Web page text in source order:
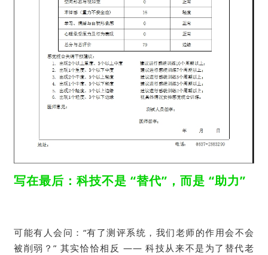
写在最后：科技不是 “替代”，而是 “助力”
可能有人会问：“有了测评系统，我们老师的作用会不会
被削弱？” 其实恰恰相反 —— 科技从来不是为了替代老